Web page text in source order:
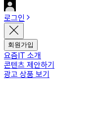
로그인
회원가입
요즘IT 소개
콘텐츠 제안하기
광고 상품 보기